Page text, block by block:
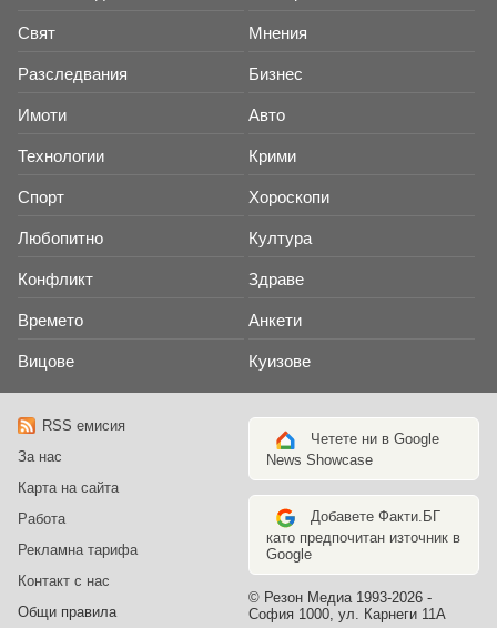
Свят Мнения
Разследвания Бизнес
Имоти Авто
Технологии Крими
Спорт Хороскопи
Любопитно Култура
Конфликт Здраве
Времето Анкети
Вицове Куизове
RSS емисия
За нас
Карта на сайта
Работа
Рекламна тарифа
Контакт с нас
Общи правила
Четете ни в Google
News Showcase
Добавете Факти.БГ
като предпочитан източник в
Google
© Резон Медиа 1993-2026 -
София 1000, ул. Карнеги 11А